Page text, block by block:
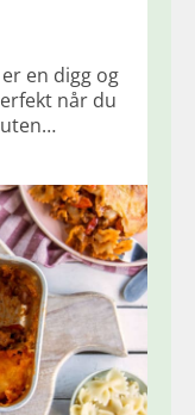
en digg og
når du